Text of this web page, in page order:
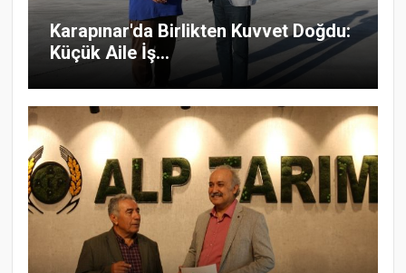
Karapınar'da Birlikten Kuvvet Doğdu:
Küçük Aile İş...